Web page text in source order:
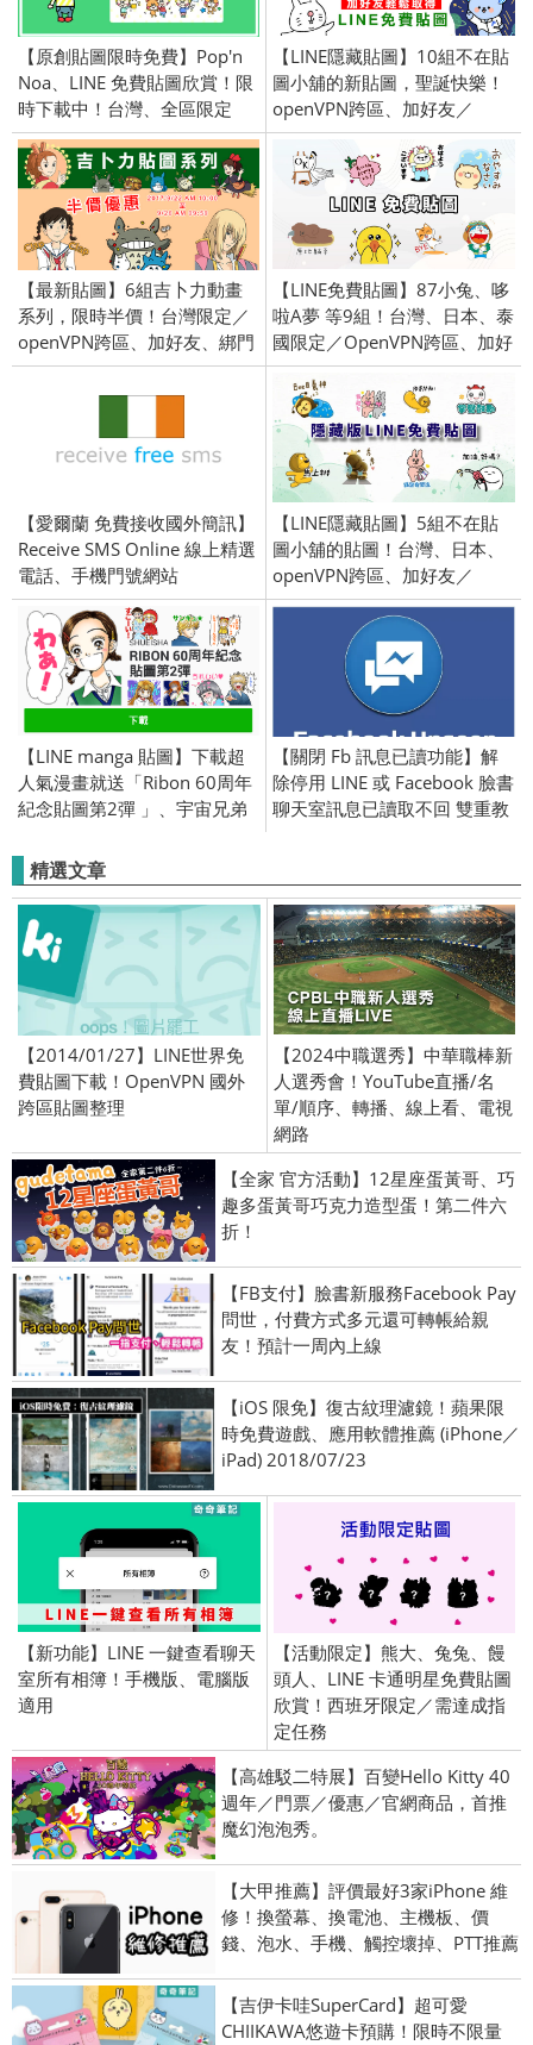
【原創貼圖限時免費】Pop'n
Noa、LINE 免費貼圖欣賞！限
時下載中！台灣、全區限定
【LINE隱藏貼圖】10組不在貼
圖小舖的新貼圖，聖誕快樂！
openVPN跨區、加好友／
2021/12/08
【最新貼圖】6組吉卜力動畫
系列，限時半價！台灣限定／
openVPN跨區、加好友、綁門
號／2017/9/22
【LINE免費貼圖】87小兔、哆
啦A夢 等9組！台灣、日本、泰
國限定／OpenVPN跨區、加好
友、綁門號／2023/03/07
【愛爾蘭 免費接收國外簡訊】
Receive SMS Online 線上精選
電話、手機門號網站
【LINE隱藏貼圖】5組不在貼
圖小舖的貼圖！台灣、日本、
openVPN跨區、加好友／
2023/01/04
【LINE manga 貼圖】下載超
人氣漫畫就送「Ribon 60周年
紀念貼圖第2彈 」、宇宙兄弟
【關閉 Fb 訊息已讀功能】解
除停用 LINE 或 Facebook 臉書
聊天室訊息已讀取不回 雙重教
擴充程式
精選文章
【2014/01/27】LINE世界免
費貼圖下載！OpenVPN 國外
跨區貼圖整理
【2024中職選秀】中華職棒新
人選秀會！YouTube直播/名
單/順序、轉播、線上看、電視
網路
【全家 官方活動】12星座蛋黃哥、巧
趣多蛋黃哥巧克力造型蛋！第二件六
折！
【FB支付】臉書新服務Facebook Pay
問世，付費方式多元還可轉帳給親
友！預計一周內上線
【iOS 限免】復古紋理濾鏡！蘋果限
時免費遊戲、應用軟體推薦 (iPhone／
iPad) 2018/07/23
【新功能】LINE 一鍵查看聊天
室所有相簿！手機版、電腦版
適用
【活動限定】熊大、兔兔、饅
頭人、LINE 卡通明星免費貼圖
欣賞！西班牙限定／需達成指
定任務
【高雄駁二特展】百變Hello Kitty 40
週年／門票／優惠／官網商品，首推
魔幻泡泡秀。
【大甲推薦】評價最好3家iPhone 維
修！換螢幕、換電池、主機板、價
錢、泡水、手機、觸控壞掉、PTT推薦
【吉伊卡哇SuperCard】超可愛
CHIIKAWA悠遊卡預購！限時不限量